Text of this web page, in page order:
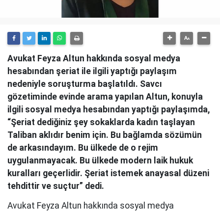
Avukat Feyza Altun hakkında sosyal medya
hesabından şeriat ile ilgili yaptığı paylaşım
nedeniyle soruşturma başlatıldı. Savcı
gözetiminde evinde arama yapılan Altun, konuyla
ilgili sosyal medya hesabından yaptığı paylaşımda,
“Şeriat dediğiniz şey sokaklarda kadın taşlayan
Taliban aklıdır benim için. Bu bağlamda sözümün
de arkasındayım. Bu ülkede de o rejim
uygulanmayacak. Bu ülkede modern laik hukuk
kuralları geçerlidir. Şeriat istemek anayasal düzeni
tehdittir ve suçtur” dedi.
Avukat Feyza Altun hakkında sosyal medya